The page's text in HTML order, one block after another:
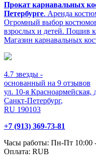
Прокат карнавальных
Петербурге. Аренда
Огромный выбор
взрослых и детей. Пошив
Магазин карнавальных
4.7 звезды -
основанный на 9 отзывов
ул. 10-я Красноармейская,
Санкт-Петербург,
RU 190103
+7 (913) 369-73-81
Часы работы: Пн-Пт 10:00
Оплата: RUB